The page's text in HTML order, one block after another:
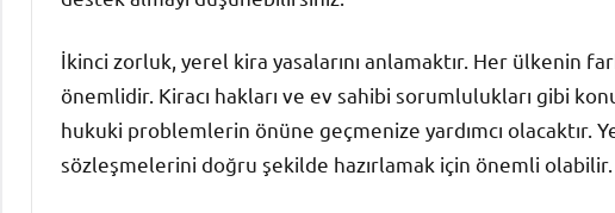
İkinci zorluk, yerel kira yasalarını anlamaktır. Her ülkenin
önemlidir. Kiracı hakları ve ev sahibi sorumlulukları gibi
hukuki problemlerin önüne geçmenize yardımcı olacaktır.
sözleşmelerini doğru şekilde hazırlamak için önemli olabilir.